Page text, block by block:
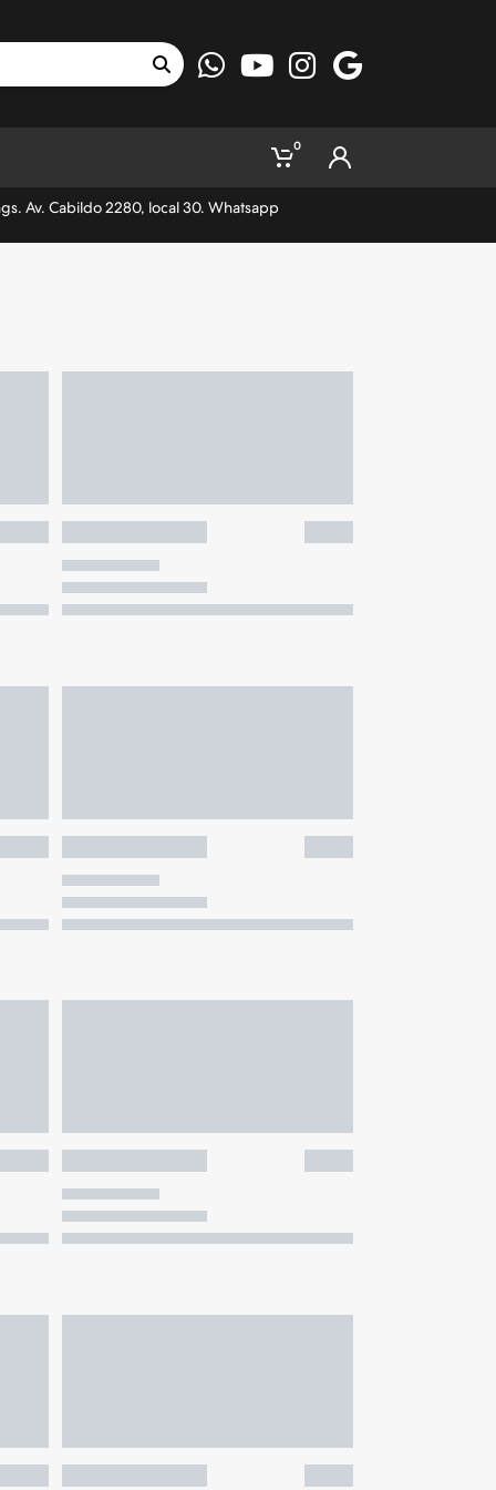
0
Av. Cabildo 2280, local 30. Whatsapp